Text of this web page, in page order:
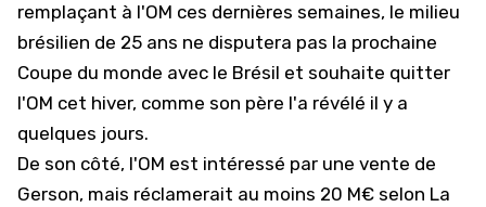
remplaçant à l'OM ces dernières semaines, le milieu
brésilien de 25 ans ne disputera pas la prochaine
Coupe du monde avec le Brésil et souhaite quitter
l'OM cet hiver, comme son père l'a révélé il y a
quelques jours.
De son côté, l'OM est intéressé par une vente de
Gerson, mais réclamerait au moins 20 M€ selon La